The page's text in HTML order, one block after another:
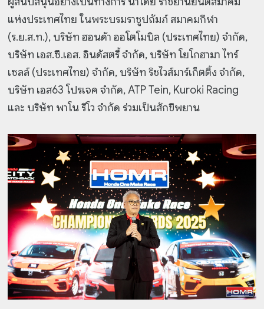
แห่งประเทศไทย ในพระบรมราชูปถัมภ์ สมาคมกีฬา
(ร.ย.ส.ท.), บริษัท ฮอนด้า ออโตโมบิล (ประเทศไทย) จำกัด,
บริษัท เอส.ซี.เอส. อินดัสตรี้ จำกัด, บริษัท โยโกฮามา ไทร์
เซลล์ (ประเทศไทย) จำกัด, บริษัท ริชไวส์มาร์เก็ตติ้ง จำกัด,
บริษัท เอส63 โปรเจค จำกัด, ATP Tein, Kuroki Racing
และ บริษัท พาโน รีโว จำกัด ร่วมเป็นสักขีพยาน